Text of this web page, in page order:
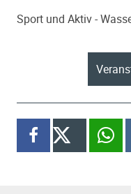
Sport und Aktiv -
auf Facebook teilen
X per